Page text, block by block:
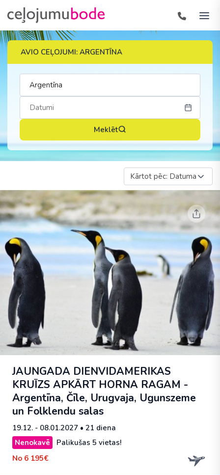
AVIO CEĻOJUMI: ARGENTĪNA
Meklēt
Kārtot pēc: Datuma
JAUNGADA DIENVIDAMERIKAS
KRUĪZS APKĀRT HORNA RAGAM -
Argentīna, Čīle, Urugvaja, Ugunszeme
un Folklendu salas
19.12. - 08.01.2027 • 21 diena
Nenokavē
Palikušas 5 vietas!
No 6 195€